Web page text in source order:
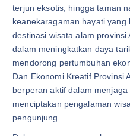
terjun eksotis, hingga taman
keanekaragaman hayati
destinasi wisata alam
dalam meningkatkan daya
mendorong pertumbuhan
Dan Ekonomi Kreatif Provinsi
berperan aktif dalam
menciptakan pengalaman
pengunjung.